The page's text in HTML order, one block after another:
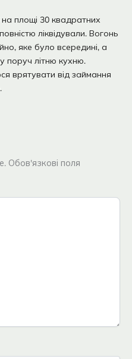
площі 30 квадратних
ліквідували. Вогонь
яке було всередині, а
поруч літню кухню.
врятувати від займання
Обов'язкові поля